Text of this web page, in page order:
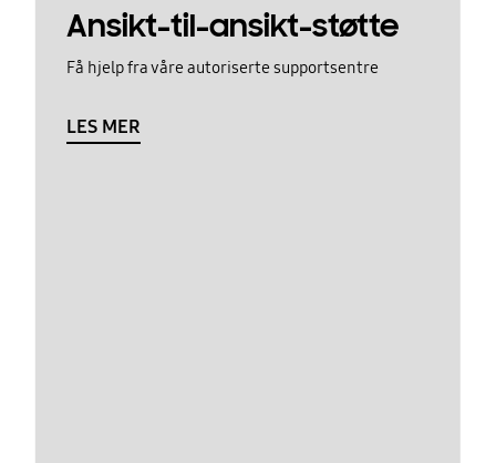
Ansikt-til-ansikt-støtte
Få hjelp fra våre autoriserte supportsentre
LES MER